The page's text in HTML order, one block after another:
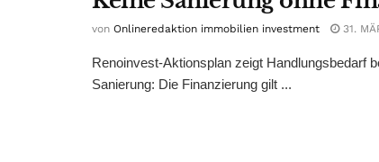
von Onlineredaktion immobilien investment 31.
Renoinvest-Aktionsplan zeigt Handlungsbedarf
Sanierung: Die Finanzierung gilt ...